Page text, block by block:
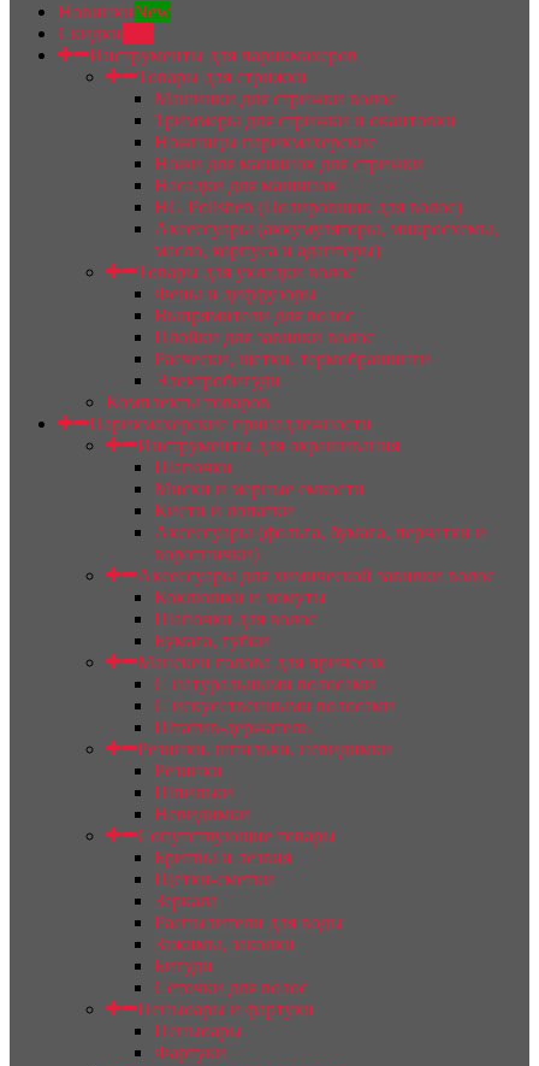
НовинкиNew
Скидки
Инструменты для парикмахеров
Товары для стрижки
Машинки для стрижки волос
Триммеры для стрижки и окантовки
Ножницы парикмахерские
Ножи для машинок для стрижки
Насадки для машинок
HG Polishen (Полировщик для волос)
Аксессуары (аккумуляторы, микросхемы,
масло, корпуса и адаптеры)
Товары для укладки волос
Фены и диффузоры
Выпрямители для волос
Плойки для завивки волос
Расчески, щетки, термобрашинги
Электробигуди
Комплекты товаров
Парикмахерские принадлежности
Инструменты для окрашивания
Шапочки
Миски и мерные емкости
Кисти и лопатки
Аксессуары (фольга, бумага, перчатки и
воротнички)
Аксессуары для химической завивки волос
Коклюшки и хомуты
Шапочки для волос
Бумага, губки
Манекен голова для причесок
С натуральными волосами
С искусственными волосами
Штатив-держатель
Резинки, шпильки, невидимки
Резинки
Шпильки
Невидимки
Сопутствующие товары
Бритвы и лезвия
Щетки-сметки
Зеркала
Распылители для воды
Зажимы, заколки
Бигуди
Сеточки для волос
Пеньюары и фартуки
Пеньюары
Фартуки